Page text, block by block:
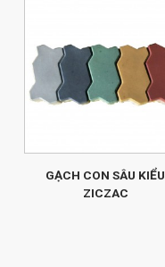
GẠCH CON SÂU KIỂU
ZICZAC